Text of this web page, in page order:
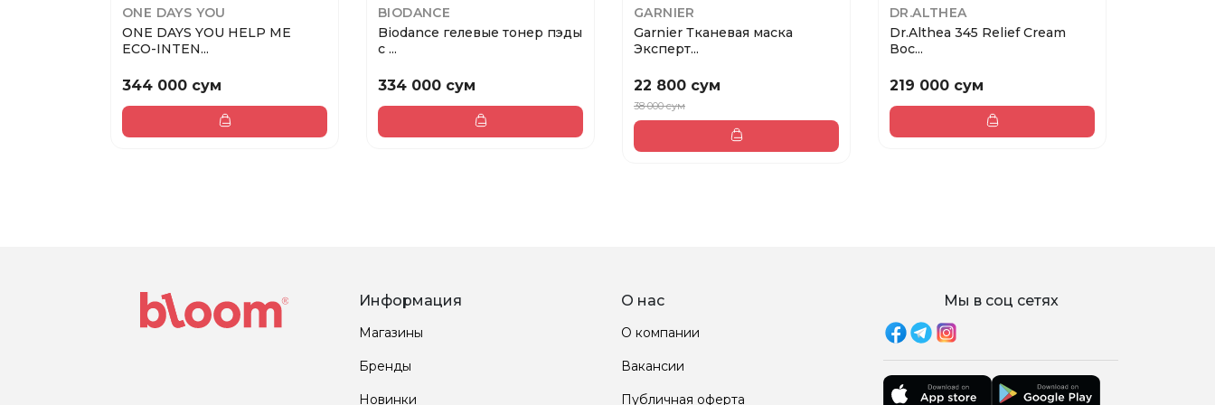
ONE DAYS YOU
ONE DAYS YOU HELP ME
ECO-INTEN...
344 000 сум
BIODANCE
Biodance гелевые тонер пэды
с ...
334 000 сум
GARNIER
Garnier Тканевая маска
Эксперт...
22 800 сум
38 000 сум
DR.ALTHEA
Dr.Althea 345 Relief Cream
Вос...
219 000 сум
Информация
Магазины
Бренды
Новинки
О нас
О компании
Вакансии
Публичная оферта
Мы в соц сетях